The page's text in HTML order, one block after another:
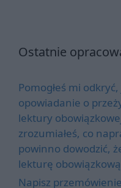
Ostatnie
Pomogłeś mi
opowiadanie o
lektury
zrozumiałeś, co
powinno dowodzić,
lekturę
Napisz